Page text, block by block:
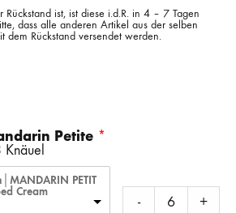
Rückstand ist, ist diese i.d.R. in 4 – 7 Tagen
dass alle anderen Artikel aus der selben
dem Rückstand versendet werden.
Petite
PETIT
Cream
- +